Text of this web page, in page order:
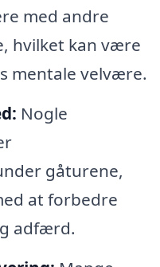
med andre
hvilket kan være
mentale velvære.
Nogle
gåturene,
at forbedre
adfærd.